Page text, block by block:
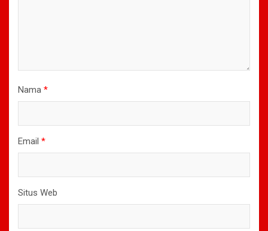
Nama *
Email *
Situs Web